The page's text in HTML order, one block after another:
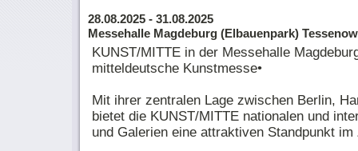
28.08.2025 - 31.08.2025
Messehalle Magdeburg (Elbauenpark)
KUNST/MITTE in der Messehalle
mitteldeutsche Kunstmesse•
Mit ihrer zentralen Lage zwischen Berlin,
bietet die KUNST/MITTE nationalen und
und Galerien eine attraktiven Standpunkt